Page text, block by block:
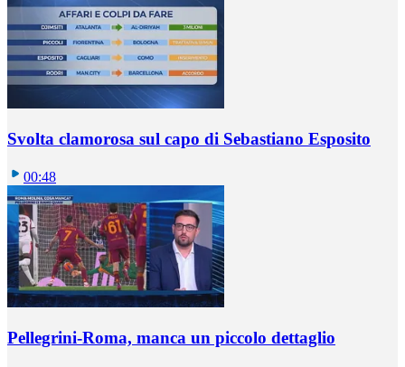
Svolta clamorosa sul capo di Sebastiano Esposito
00:48
Pellegrini-Roma, manca un piccolo dettaglio